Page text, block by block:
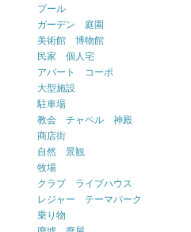
プール
ガーデン 庭園
美術館 博物館
民家 個人宅
アパート コーポ
大型施設
駐車場
教会 チャペル 神殿
商店街
自然 景観
牧場
クラブ ライブハウス
レジャー テーマパーク
乗り物